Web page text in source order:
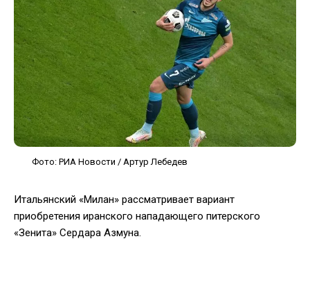
Фото: РИА Новости / Артур Лебедев
Итальянский «Милан» рассматривает вариант
приобретения иранского нападающего питерского
«Зенита» Сердара Азмуна.